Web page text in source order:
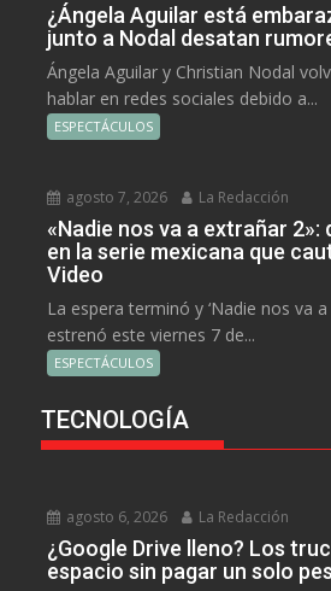
¿Ángela Aguilar está
junto a Nodal desatan
Ángela Aguilar y Christian Nodal
hablar en redes sociales debido a...
ESPECTÁCULOS
agosto 7, 2026 La Redacción
«Nadie nos va a extrañar 2»:
en la serie mexicana que
Video
La espera terminó y ‘Nadie nos va a
estrenó este viernes 7 de...
ESPECTÁCULOS
TECNOLOGÍA
agosto 6, 2026 La Redacción
¿Google Drive lleno? Los
espacio sin pagar un solo